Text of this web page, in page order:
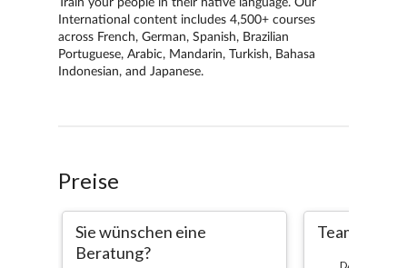
Preise
Sie wünschen eine
Beratung?
Team (5-20
DAUER: